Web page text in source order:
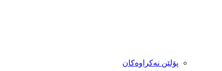
پۆلێن نەکراوەکان